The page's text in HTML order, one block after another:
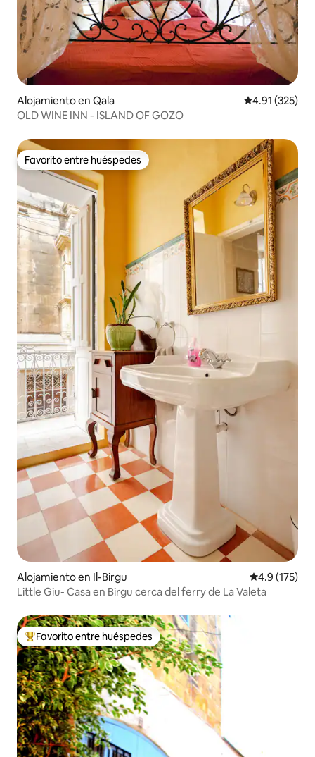
Alojamiento en Qala Calificación
4.91 (325)
OLD WINE INN - ISLAND OF GOZO
Favorito entre huéspedes
Favorito entre huéspedes
Alojamiento en Il-Birgu Calificación
4.9 (175)
Little Giu- Casa en Birgu cerca del ferry de La Valeta
Favorito entre huéspedes preferido
Favorito entre huéspedes